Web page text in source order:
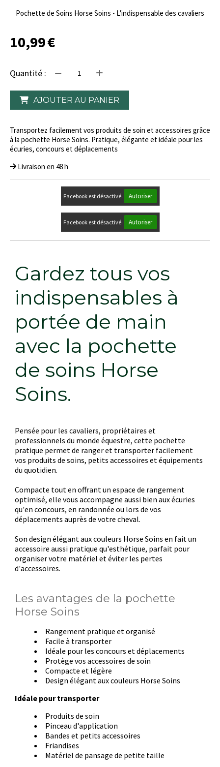
Pochette de Soins Horse Soins - L'indispensable des cavaliers
10,99€
Quantité :
AJOUTER AU PANIER
Transportez facilement vos produits de soin et accessoires grâce
à la pochette Horse Soins. Pratique, élégante et idéale pour les
écuries, concours et déplacements
Livraison en 48 h
Facebook est désactivé. Autoriser
Facebook est désactivé. Autoriser
Gardez tous vos
indispensables à
portée de main
avec la pochette
de soins Horse
Soins.
Pensée pour les cavaliers, propriétaires et
professionnels du monde équestre, cette pochette
pratique permet de ranger et transporter facilement
vos produits de soins, petits accessoires et équipements
du quotidien.
Compacte tout en offrant un espace de rangement
optimisé, elle vous accompagne aussi bien aux écuries
qu'en concours, en randonnée ou lors de vos
déplacements auprès de votre cheval.
Son design élégant aux couleurs Horse Soins en fait un
accessoire aussi pratique qu'esthétique, parfait pour
organiser votre matériel et éviter les pertes
d'accessoires.
Les avantages de la pochette
Horse Soins
Rangement pratique et organisé
Facile à transporter
Idéale pour les concours et déplacements
Protège vos accessoires de soin
Compacte et légère
Design élégant aux couleurs Horse Soins
Idéale pour transporter
Produits de soin
Pinceau d'application
Bandes et petits accessoires
Friandises
Matériel de pansage de petite taille